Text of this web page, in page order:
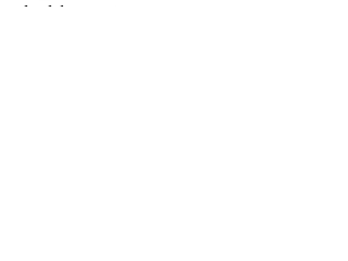
desdobramentos.